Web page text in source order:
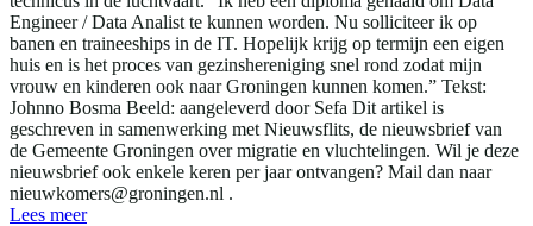
Engineer / Data Analist te kunnen worden. Nu solliciteer ik op
banen en traineeships in de IT. Hopelijk krijg op termijn een eigen
huis en is het proces van gezinshereniging snel rond zodat mijn
vrouw en kinderen ook naar Groningen kunnen komen.” Tekst:
Johnno Bosma Beeld: aangeleverd door Sefa Dit artikel is
geschreven in samenwerking met Nieuwsflits, de nieuwsbrief van
de Gemeente Groningen over migratie en vluchtelingen. Wil je deze
nieuwsbrief ook enkele keren per jaar ontvangen? Mail dan naar
nieuwkomers@groningen.nl .
Lees meer